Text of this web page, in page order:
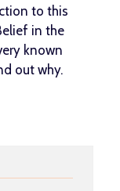
to this
in the
known
out why.